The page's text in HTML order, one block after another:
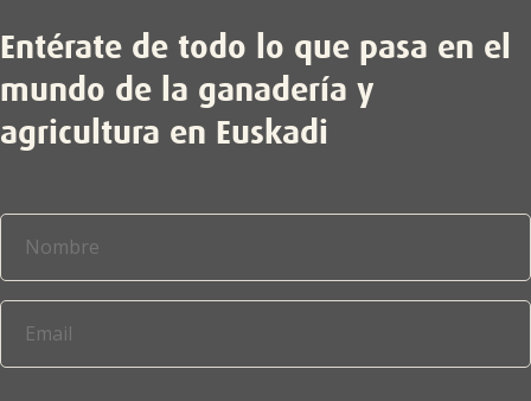
Entérate de todo lo que pasa en el
mundo de la ganadería y
agricultura en Euskadi